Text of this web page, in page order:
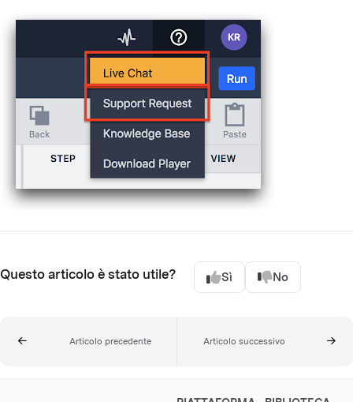
Questo articolo è stato utile? Sì No
Articolo precedente Articolo successivo